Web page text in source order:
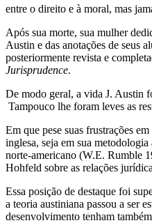
entre o direito e à moral, mas
Após sua morte, sua mulher
Austin e das anotações de seus
posteriormente revista e
Jurisprudence.
De modo geral, a vida J. Austin
Tampouco lhe foram leves as
Em que pese suas frustrações
inglesa, seja em sua
norte-americano (W.E. Rumble
Hohfeld sobre as relações
Essa posição de destaque foi
a teoria austiniana passou a ser
desenvolvimento tenham